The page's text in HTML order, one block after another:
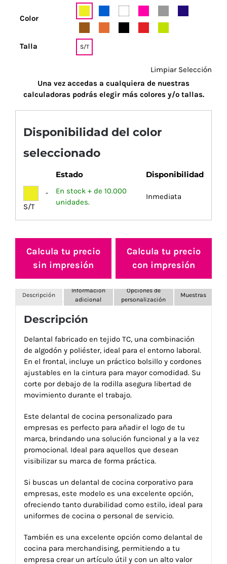
Color
Talla S/T
Limpiar Selección
Una vez accedas a cualquiera de nuestras
calculadoras podrás elegir más colores y/o tallas.
Disponibilidad del color
seleccionado
Estado Disponibilidad
-
S/T
En stock + de 10.000
unidades.
Inmediata
Calcula tu precio
sin impresión
Calcula tu precio
con impresión
Descripción
Información
adicional
Opciones de
personalización
Muestras
Descripción
Delantal fabricado en tejido TC, una combinación
de algodón y poliéster, ideal para el entorno laboral.
En el frontal, incluye un práctico bolsillo y cordones
ajustables en la cintura para mayor comodidad. Su
corte por debajo de la rodilla asegura libertad de
movimiento durante el trabajo.
Este delantal de cocina personalizado para
empresas es perfecto para añadir el logo de tu
marca, brindando una solución funcional y a la vez
promocional. Ideal para aquellos que desean
visibilizar su marca de forma práctica.
Si buscas un delantal de cocina corporativo para
empresas, este modelo es una excelente opción,
ofreciendo tanto durabilidad como estilo, ideal para
uniformes de cocina o personal de servicio.
También es una excelente opción como delantal de
cocina para merchandising, permitiendo a tu
empresa crear un artículo útil y con un alto valor